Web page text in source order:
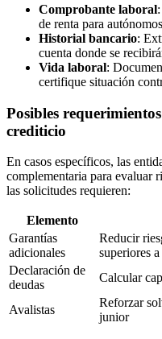
Comprobante laboral
de renta para autónomos
Historial bancario:
cuenta donde se
Vida laboral:
certifique situación
Posibles
crediticio
En casos específicos, las
complementaria para evaluar
las solicitudes requieren:
Elemento
Garantías
adicionales
Reducir
superiores
Declaración de
deudas
Calcular
Avalistas
Reforzar
junior